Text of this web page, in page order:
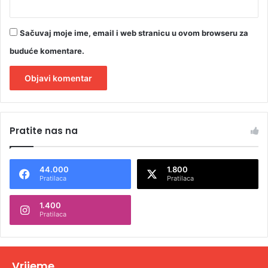
Sačuvaj moje ime, email i web stranicu u ovom browseru za
buduće komentare.
t
n
t
v
Pratite nas na
44.000
Pratilaca
1.800
Pratilaca
1.400
Pratilaca